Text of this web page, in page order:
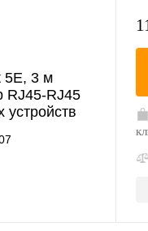
5E, 3 м
RJ45-RJ45
устройств